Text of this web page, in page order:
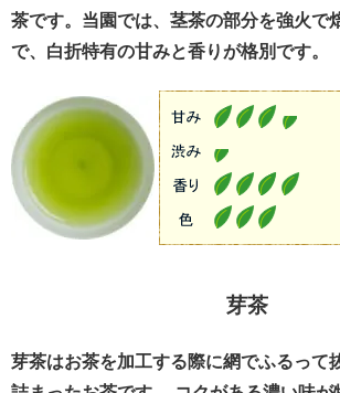
茶です。当園では、茎茶の部分を強火で
で、白折特有の甘みと香りが格別です。
芽茶
芽茶はお茶を加工する際に網でふるって